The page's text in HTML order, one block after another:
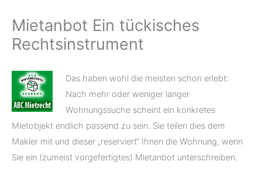
Mietanbot Ein tückisches
Rechtsinstrument
Das haben wohl die meisten schon erlebt:
Nach mehr oder weniger langer
Wohnungssuche scheint ein konkretes
Mietobjekt endlich passend zu sein. Sie teilen dies dem
Makler mit und dieser „reserviert“ Ihnen die Wohnung, wenn
Sie ein (zumeist vorgefertigtes) Mietanbot unterschreiben.